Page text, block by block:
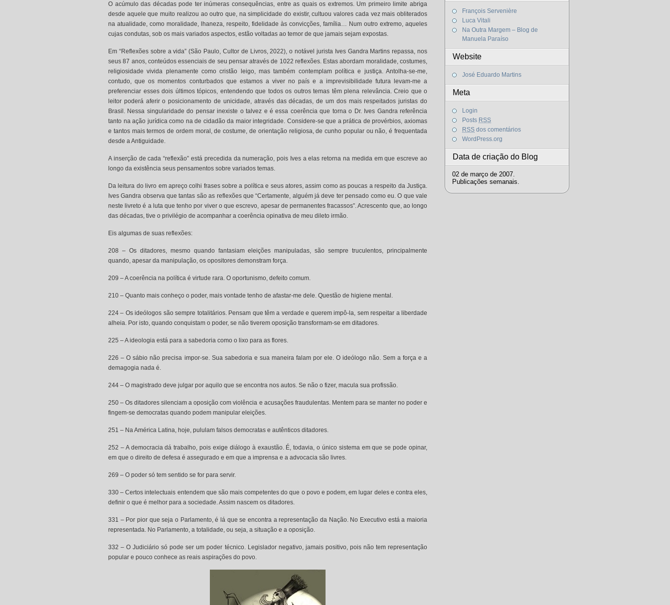
O acúmulo das décadas pode ter inúmeras consequências, entre as quais os extremos. Um primeiro limite abriga
desde aquele que muito realizou ao outro que, na simplicidade do existir, cultuou valores cada vez mais obliterados
na atualidade, como moralidade, lhaneza, respeito, fidelidade às convicções, família… Num outro extremo, aqueles
cujas condutas, sob os mais variados aspectos, estão voltadas ao temor de que jamais sejam expostas.
Em “Reflexões sobre a vida” (São Paulo, Cultor de Livros, 2022), o notável jurista Ives Gandra Martins repassa, nos
seus 87 anos, conteúdos essenciais de seu pensar através de 1022 reflexões. Estas abordam moralidade, costumes,
religiosidade vivida plenamente como cristão leigo, mas também contemplam política e justiça. Antolha-se-me,
contudo, que os momentos conturbados que estamos a viver no país e a imprevisibilidade futura levam-me a
preferenciar esses dois últimos tópicos, entendendo que todos os outros temas têm plena relevância. Creio que o
leitor poderá aferir o posicionamento de unicidade, através das décadas, de um dos mais respeitados juristas do
Brasil. Nessa singularidade do pensar inexiste o talvez e é essa coerência que torna o Dr. Ives Gandra referência
tanto na ação jurídica como na de cidadão da maior integridade. Considere-se que a prática de provérbios, axiomas
e tantos mais termos de ordem moral, de costume, de orientação religiosa, de cunho popular ou não, é frequentada
desde a Antiguidade.
A inserção de cada “reflexão” está precedida da numeração, pois Ives a elas retorna na medida em que escreve ao
longo da existência seus pensamentos sobre variados temas.
Da leitura do livro em apreço colhi frases sobre a política e seus atores, assim como as poucas a respeito da Justiça.
Ives Gandra observa que tantas são as reflexões que “Certamente, alguém já deve ter pensado como eu. O que vale
neste livreto é a luta que tenho por viver o que escrevo, apesar de permanentes fracassos”. Acrescento que, ao longo
das décadas, tive o privilégio de acompanhar a coerência opinativa de meu dileto irmão.
Eis algumas de suas reflexões:
208 – Os ditadores, mesmo quando fantasiam eleições manipuladas, são sempre truculentos, principalmente
quando, apesar da manipulação, os opositores demonstram força.
209 – A coerência na política é virtude rara. O oportunismo, defeito comum.
210 – Quanto mais conheço o poder, mais vontade tenho de afastar-me dele. Questão de higiene mental.
224 – Os ideólogos são sempre totalitários. Pensam que têm a verdade e querem impô-la, sem respeitar a liberdade
alheia. Por isto, quando conquistam o poder, se não tiverem oposição transformam-se em ditadores.
225 – A ideologia está para a sabedoria como o lixo para as flores.
226 – O sábio não precisa impor-se. Sua sabedoria e sua maneira falam por ele. O ideólogo não. Sem a força e a
demagogia nada é.
244 – O magistrado deve julgar por aquilo que se encontra nos autos. Se não o fizer, macula sua profissão.
250 – Os ditadores silenciam a oposição com violência e acusações fraudulentas. Mentem para se manter no poder e
fingem-se democratas quando podem manipular eleições.
251 – Na América Latina, hoje, pululam falsos democratas e autênticos ditadores.
252 – A democracia dá trabalho, pois exige diálogo à exaustão. É, todavia, o único sistema em que se pode opinar,
em que o direito de defesa é assegurado e em que a imprensa e a advocacia são livres.
269 – O poder só tem sentido se for para servir.
330 – Certos intelectuais entendem que são mais competentes do que o povo e podem, em lugar deles e contra eles,
definir o que é melhor para a sociedade. Assim nascem os ditadores.
331 – Por pior que seja o Parlamento, é lá que se encontra a representação da Nação. No Executivo está a maioria
representada. No Parlamento, a totalidade, ou seja, a situação e a oposição.
332 – O Judiciário só pode ser um poder técnico. Legislador negativo, jamais positivo, pois não tem representação
popular e pouco conhece as reais aspirações do povo.
François Servenière
Luca Vitali
Na Outra Margem – Blog de
Manuela Paraíso
Website
José Eduardo Martins
Meta
Login
Posts RSS
RSS dos comentários
WordPress.org
Data de criação do Blog
02 de março de 2007.
Publicações semanais.